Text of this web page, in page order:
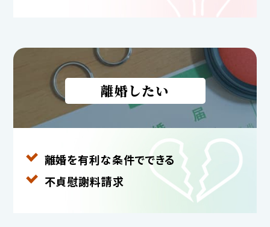
離婚したい
離婚を有利な条件でできる
不貞慰謝料請求